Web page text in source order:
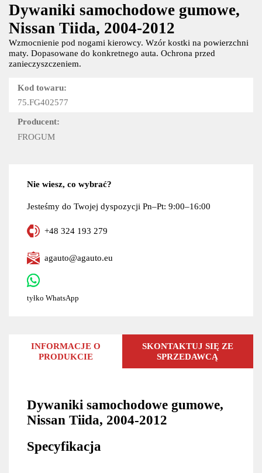
Dywaniki samochodowe gumowe,
Nissan Tiida, 2004-2012
Wzmocnienie pod nogami kierowcy. Wzór kostki na powierzchni
maty. Dopasowane do konkretnego auta. Ochrona przed
zanieczyszczeniem.
Kod towaru:
75.FG402577
Producent:
FROGUM
Nie wiesz, co wybrać?
Jesteśmy do Twojej dyspozycji Pn–Pt: 9:00–16:00
+48 324 193 279
agauto@agauto.eu
tyłko WhatsApp
INFORMACJE O
PRODUKCIE
SKONTAKTUJ SIĘ ZE
SPRZEDAWCĄ
Dywaniki samochodowe gumowe,
Nissan Tiida, 2004-2012
Specyfikacja